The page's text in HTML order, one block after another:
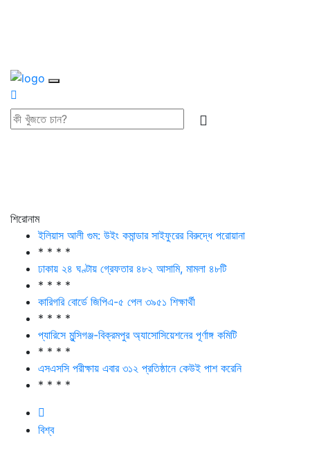
শিরোনাম
ইলিয়াস আলী গুম: উইং কমান্ডার সাইফুরের বিরুদ্ধে পরোয়ানা
* * * *
ঢাকায় ২৪ ঘণ্টায় গ্রেফতার ৪৮২ আসামি, মামলা ৪৮টি
* * * *
কারিগরি বোর্ডে জিপিএ-৫ পেল ৩৯৫১ শিক্ষার্থী
* * * *
প্যারিসে মুন্সিগঞ্জ-বিক্রমপুর অ্যাসোসিয়েশনের পূর্ণাঙ্গ কমিটি
* * * *
এসএসসি পরীক্ষায় এবার ৩১২ প্রতিষ্ঠানে কেউই পাশ করেনি
* * * *
বিশ্ব